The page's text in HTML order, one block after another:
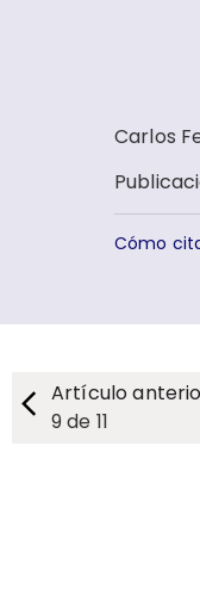
Carlos
Cómo
Artículo
9de 11